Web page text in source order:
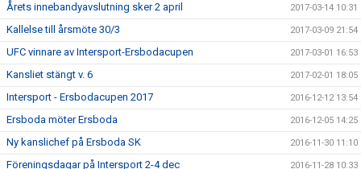
Årets innebandyavslutning sker 2 april 2017-03-14 10:31
Kallelse till årsmöte 30/3 2017-03-09 21:54
UFC vinnare av Intersport-Ersbodacupen 2017-03-01 16:53
Kansliet stängt v. 6 2017-02-01 18:05
Intersport - Ersbodacupen 2017 2016-12-12 13:54
Ersboda möter Ersboda 2016-12-05 14:25
Ny kanslichef på Ersboda SK 2016-11-30 11:10
Föreningsdagar på Intersport 2-4 dec 2016-11-28 10:33